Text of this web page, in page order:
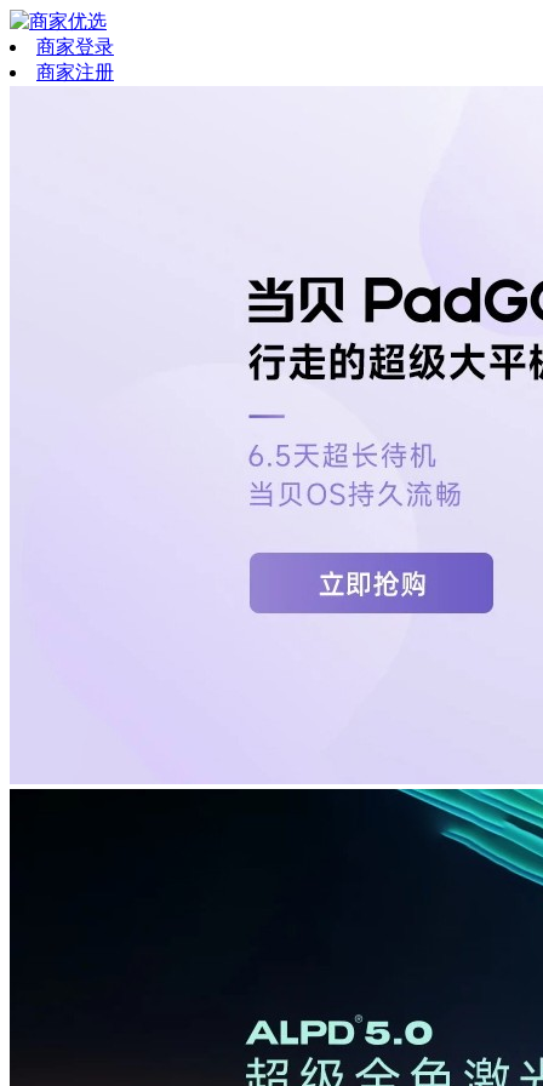
商家登录
商家注册